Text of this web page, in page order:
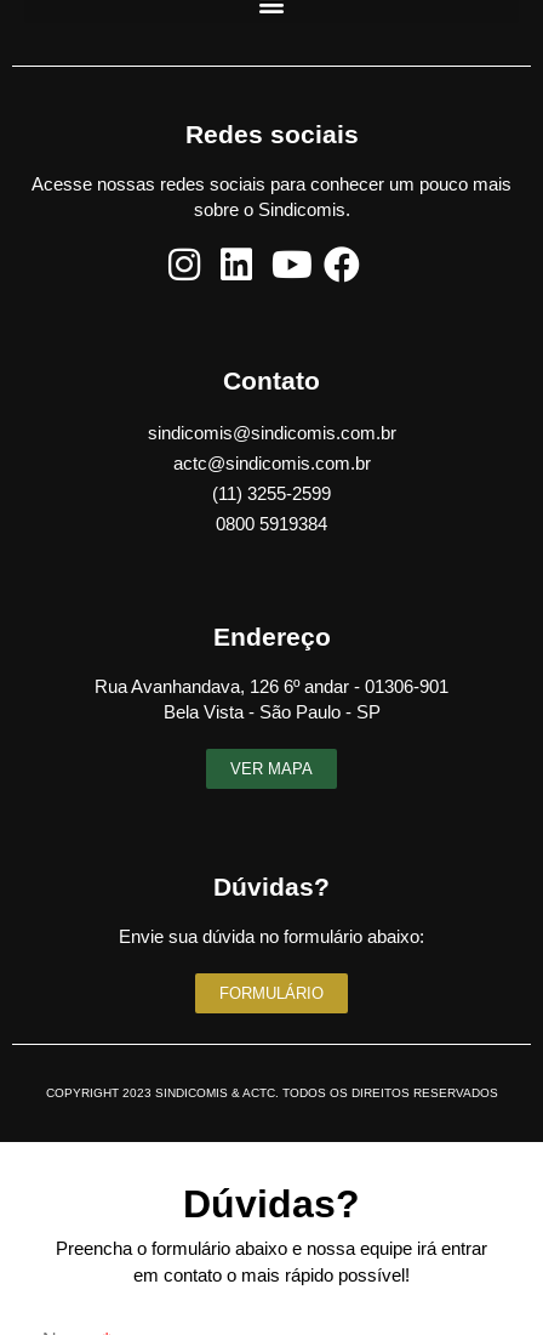
Redes sociais
Acesse nossas redes sociais para conhecer um pouco mais
sobre o Sindicomis.
Contato
sindicomis@sindicomis.com.br
actc@sindicomis.com.br
(11) 3255-2599
0800 5919384
Endereço
Rua Avanhandava, 126 6º andar - 01306-901
Bela Vista - São Paulo - SP
VER MAPA
Dúvidas?
Envie sua dúvida no formulário abaixo:
FORMULÁRIO
COPYRIGHT 2023 SINDICOMIS & ACTC. TODOS OS DIREITOS RESERVADOS
Dúvidas?
Preencha o formulário abaixo e nossa equipe irá entrar
em contato o mais rápido possível!